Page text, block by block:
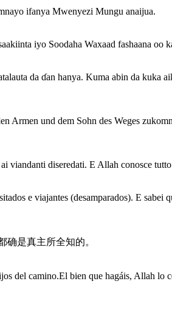
ifanya Mwenyezi Mungu anaijua.
iyo Soodaha Waxaad fashaana oo
da ɗan hanya. Kuma abin da kuka
Armen und dem Sohn des Weges
viandanti diseredati. E Allah conosce
e viajantes (desamparados). E sabei
是真主所全知的。
del camino.El bien que hagáis, Allah lo